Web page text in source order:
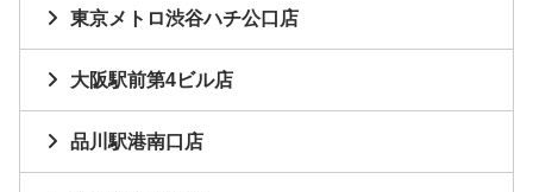
東京メトロ渋谷ハチ公口店
大阪駅前第4ビル店
品川駅港南口店